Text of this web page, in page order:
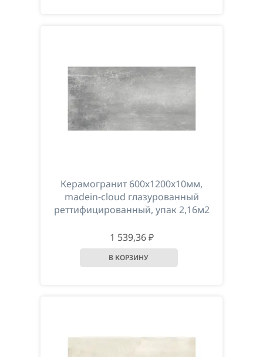
Керамогранит 600х1200х10мм,
madein-cloud глазурованный
реттифицированный, упак 2,16м2
1 539,36 ₽